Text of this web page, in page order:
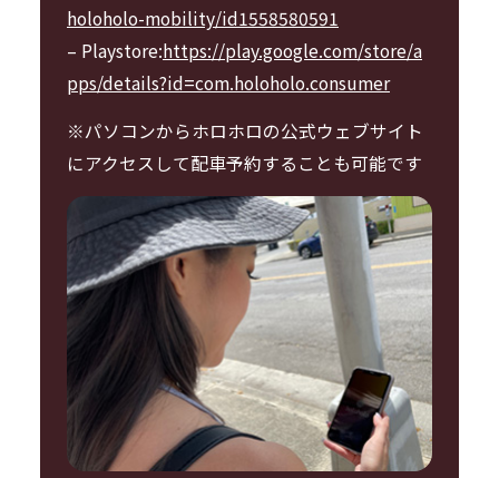
holoholo-mobility/id1558580591
– Playstore:https://play.google.com/store/a
pps/details?id=com.holoholo.consumer
※パソコンからホロホロの公式ウェブサイト
にアクセスして配車予約することも可能です